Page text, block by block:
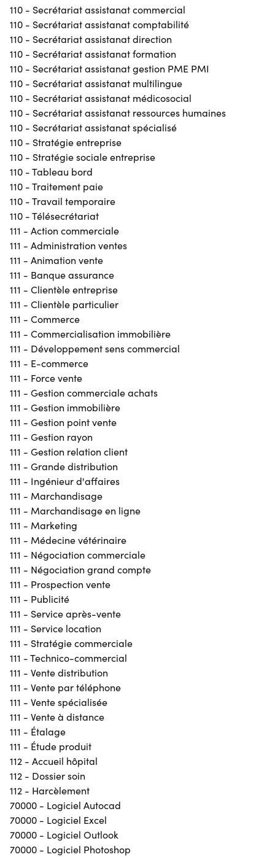
110 - Secrétariat assistanat commercial
110 - Secrétariat assistanat comptabilité
110 - Secrétariat assistanat direction
110 - Secrétariat assistanat formation
110 - Secrétariat assistanat gestion PME PMI
110 - Secrétariat assistanat multilingue
110 - Secrétariat assistanat médicosocial
110 - Secrétariat assistanat ressources humaines
110 - Secrétariat assistanat spécialisé
110 - Stratégie entreprise
110 - Stratégie sociale entreprise
110 - Tableau bord
110 - Traitement paie
110 - Travail temporaire
110 - Télésecrétariat
111 - Action commerciale
111 - Administration ventes
111 - Animation vente
111 - Banque assurance
111 - Clientèle entreprise
111 - Clientèle particulier
111 - Commerce
111 - Commercialisation immobilière
111 - Développement sens commercial
111 - E-commerce
111 - Force vente
111 - Gestion commerciale achats
111 - Gestion immobilière
111 - Gestion point vente
111 - Gestion rayon
111 - Gestion relation client
111 - Grande distribution
111 - Ingénieur d'affaires
111 - Marchandisage
111 - Marchandisage en ligne
111 - Marketing
111 - Médecine vétérinaire
111 - Négociation commerciale
111 - Négociation grand compte
111 - Prospection vente
111 - Publicité
111 - Service après-vente
111 - Service location
111 - Stratégie commerciale
111 - Technico-commercial
111 - Vente distribution
111 - Vente par téléphone
111 - Vente spécialisée
111 - Vente à distance
111 - Étalage
111 - Étude produit
112 - Accueil hôpital
112 - Dossier soin
112 - Harcèlement
70000 - Logiciel Autocad
70000 - Logiciel Excel
70000 - Logiciel Outlook
70000 - Logiciel Photoshop